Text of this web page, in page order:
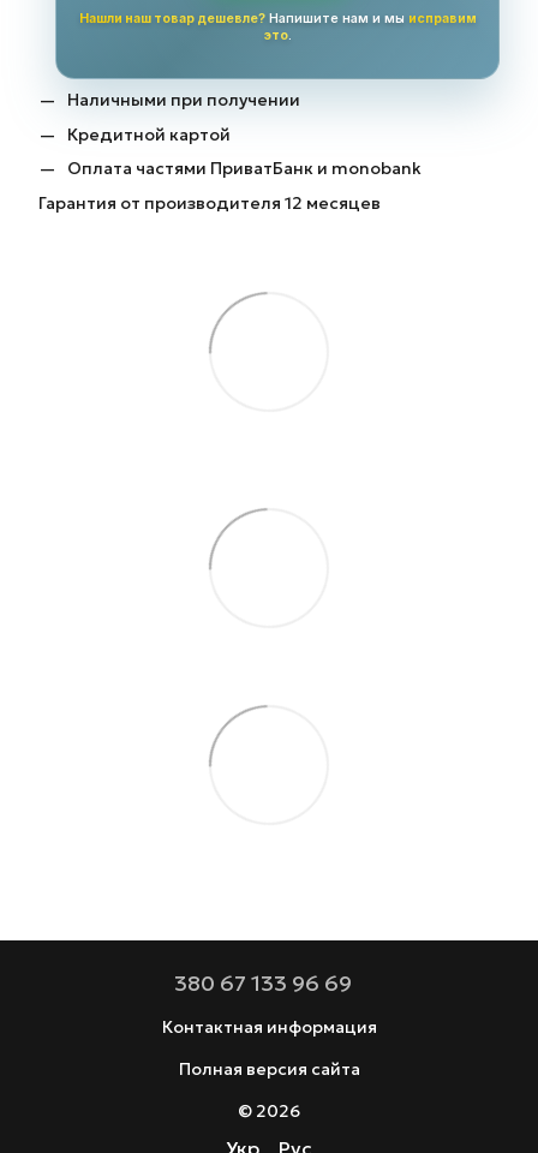
Нашли наш товар дешевле?Напишите нам и мы исправим
это.
Наличными при получении
Кредитной картой
Оплата частями ПриватБанк и monobank
Гарантия от производителя 12 месяцев
380 67 133 96 69
Контактная информация
Полная версия сайта
© 2026
Укр Рус